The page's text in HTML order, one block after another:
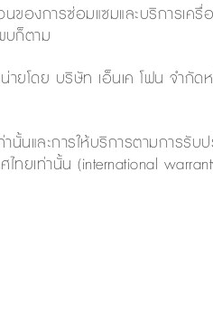
ของการซ่อมแซมและบริการเครื่
บก็ตาม
ยโดย บริษัท เอ็นเค โฟน จำกัด
นั้นและการให้บริการตามการรับ
ทยเท่านั้น (international